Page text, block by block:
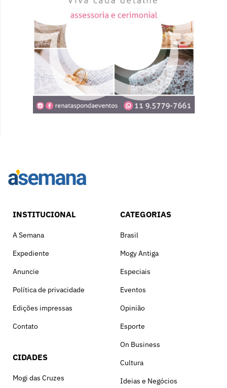
INSTITUCIONAL
A Semana
Expediente
Anuncie
Política de privacidade
Edições impressas
Contato
CIDADES
Mogi das Cruzes
CATEGORIAS
Brasil
Mogy Antiga
Especiais
Eventos
Opinião
Esporte
On Business
Cultura
Ideias e Negócios